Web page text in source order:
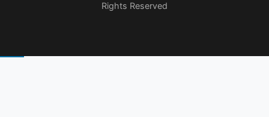
Rights Reserved